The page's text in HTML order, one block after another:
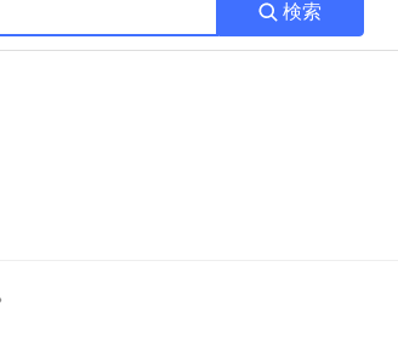
検索